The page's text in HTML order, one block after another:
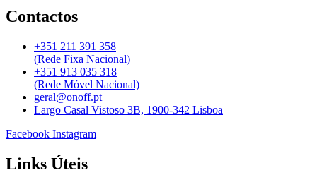
Contactos
+351 211 391 358
(Rede Fixa Nacional)
+351 913 035 318
(Rede Móvel Nacional)
geral@onoff.pt
Largo Casal Vistoso 3B, 1900-342 Lisboa
Facebook Instagram
Links Úteis